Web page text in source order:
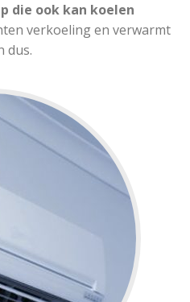
die ook kan koelen
verkoeling en verwarmt
dus.